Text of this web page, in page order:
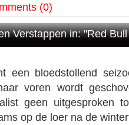
(0)
Verstappen in: "Red
een bloedstollend
voren wordt
geen uitgesproken
op de loer na de